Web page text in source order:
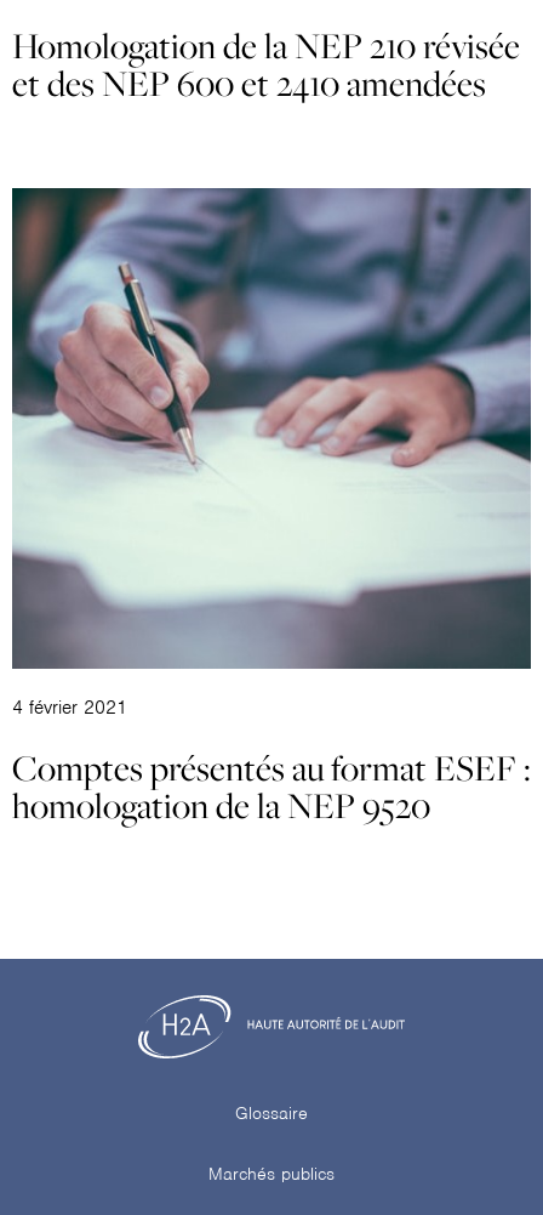
Homologation de la NEP 210 révisée
et des NEP 600 et 2410 amendées
4 février 2021
Comptes présentés au format ESEF :
homologation de la NEP 9520
Glossaire
Marchés publics